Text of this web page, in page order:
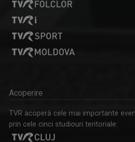
Acoperire
TVR acoperă cele mai importante
prin cele cinci studiouri teritoriale: